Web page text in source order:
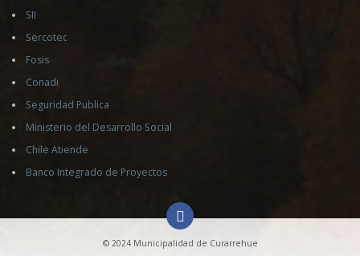
SII
Sercotec
Fosis
Conadi
Seguridad Publica
Ministerio del Desarrollo Social
Chile Atiende
Banco Integrado de Proyectos
© 2024 Municipalidad de Curarrehue